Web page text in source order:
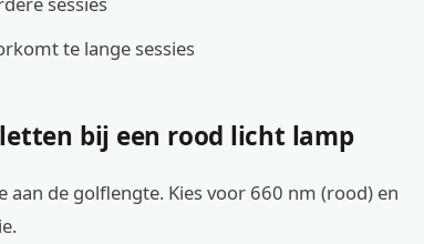
te lange sessies
bij een rood licht lamp
aan de golflengte. Kies voor 660 nm (rood) en